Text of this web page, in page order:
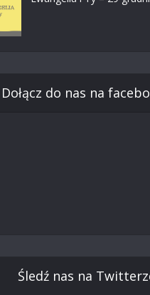
Dołącz do nas na
Śledź nas na